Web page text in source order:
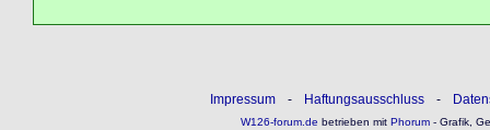
Impressum - Haftungsausschluss -
W126-forum.de betrieben mitPhorum- Grafik,